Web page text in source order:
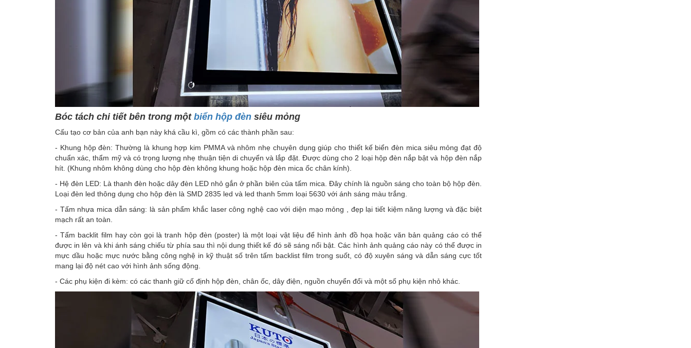
Bóc tách chi tiết bên trong một biển hộp đèn siêu mỏng
Cấu tạo cơ bản của anh bạn này khá cầu kì, gồm có các thành phần sau:
- Khung hộp đèn: Thường là khung hợp kim PMMA và nhôm nhẹ chuyên dụng giúp cho thiết kế biển đèn mica siêu mỏng đạt độ
chuẩn xác, thẩm mỹ và có trọng lượng nhẹ thuận tiện di chuyển và lắp đặt. Được dùng cho 2 loại hộp đèn nắp bật và hộp đèn nắp
hít. (Khung nhôm không dùng cho hộp đèn không khung hoặc hộp đèn mica ốc chân kính).
- Hệ đèn LED: Là thanh đèn hoặc dây đèn LED nhỏ gắn ở phần biên của tấm mica. Đây chính là nguồn sáng cho toàn bộ hộp đèn.
Loại đèn led thông dụng cho hộp đèn là SMD 2835 led và led thanh 5mm loại 5630 với ánh sáng màu trắng.
- Tấm nhựa mica dẫn sáng: là sản phẩm khắc laser công nghệ cao với diện mạo mỏng , đẹp lại tiết kiệm năng lượng và đặc biệt
mạch rất an toàn.
- Tấm backlit film hay còn gọi là tranh hộp đèn (poster) là một loại vật liệu để hình ảnh đồ họa hoặc văn bản quảng cáo có thể
được in lên và khi ánh sáng chiếu từ phía sau thì nội dung thiết kế đó sẽ sáng nổi bật. Các hình ảnh quảng cáo này có thể được in
mực dầu hoặc mực nước bằng công nghệ in kỹ thuật số trên tấm backlist film trong suốt, có độ xuyên sáng và dẫn sáng cực tốt
mang lại độ nét cao với hình ảnh sống động.
- Các phụ kiện đi kèm: có các thanh giữ cố định hộp đèn, chân ốc, dây điện, nguồn chuyển đổi và một số phụ kiện nhỏ khác.